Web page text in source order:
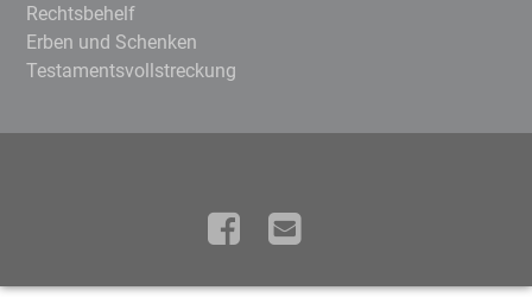
Rechtsbehelf
Erben und Schenken
Testamentsvollstreckung